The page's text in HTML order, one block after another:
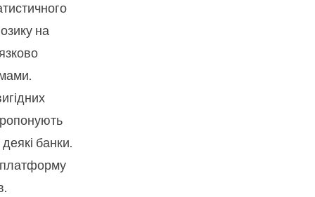
на
банки.
платформу